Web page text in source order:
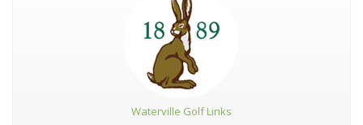
Waterville Golf Links